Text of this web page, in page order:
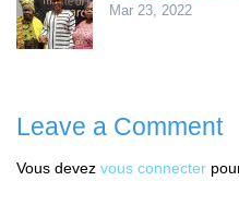
Mar 23, 2022
Leave a Comment
Vous devez vous connecter